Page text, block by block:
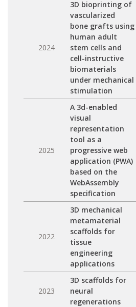
2024
3D bioprinting of
vascularized
bone grafts using
human adult
stem cells and
cell-instructive
biomaterials
under mechanical
stimulation
2025
A 3d-enabled
visual
representation
tool as a
progressive web
application (PWA)
based on the
WebAssembly
specification
2022
3D mechanical
metamaterial
scaffolds for
tissue
engineering
applications
2023
3D scaffolds for
neural
regenerations